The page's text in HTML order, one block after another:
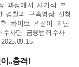
과정에서 사기적 부
경찰의 구속영장 신청
하이브 의장이 지난
사단 금융범죄수사